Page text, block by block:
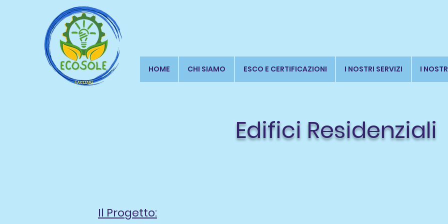
Edifici Residenziali
Il Progetto:
HOME CHI SIAMO ESCO E CERTIFICAZIONI I NOSTRI SERVIZI I